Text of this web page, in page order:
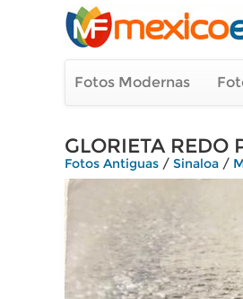
Fotos Modernas
GLORIETA REDO
Fotos Antiguas / Sinaloa /